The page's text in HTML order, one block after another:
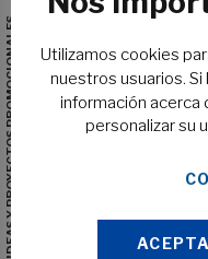
IDEAS Y PROYECTOS PROMOCIONALES 9 mayo, 2024 /Noticias
EXPLORANDO LOS
Utilizamos cookies
nuestros usuarios.
información acerca
personalizar su